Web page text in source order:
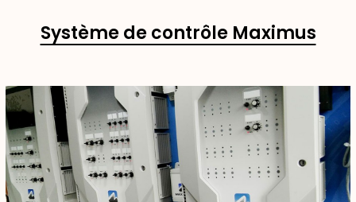
Système de contrôle Maximus